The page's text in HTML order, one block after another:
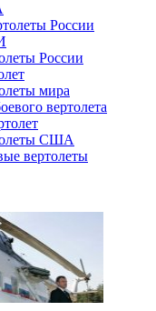
России
России
мира
вертолета
США
вертолеты